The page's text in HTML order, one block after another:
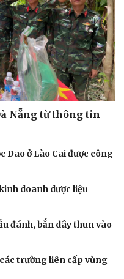
Nẵng từ thông tin
Dao ở Lào Cai được công
doanh dược liệu
đánh, bắn dây thun vào
trường liên cấp vùng